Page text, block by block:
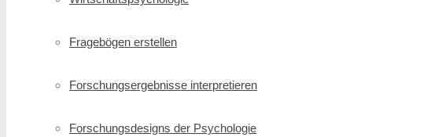
Fragebögen erstellen
Forschungs­ergebnisse interpretieren
Forschungsdesigns der Psychologie